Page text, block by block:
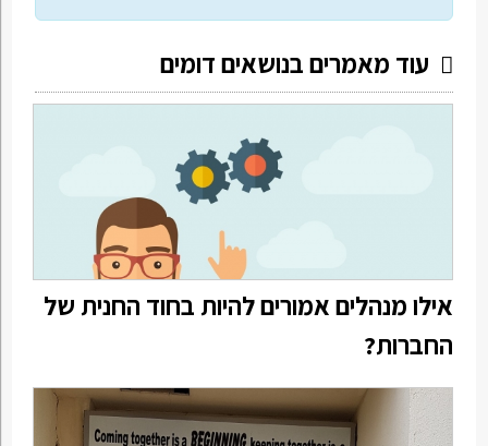
עוד מאמרים בנושאים דומים
אילו מנהלים אמורים להיות בחוד החנית של
החברות?